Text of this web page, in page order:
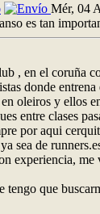
Mér, 04
es tan
, en el coruña
donde
oleiros y ellos
entre clases
por aqui
sea de
experiencia,
tengo que